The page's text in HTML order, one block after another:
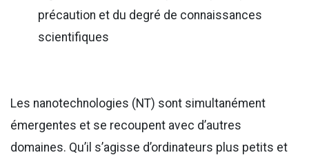
précaution et du degré de connaissances
scientifiques
Les nanotechnologies (NT) sont simultanément
émergentes et se recoupent avec d’autres
domaines. Qu’il s’agisse d’ordinateurs plus petits et